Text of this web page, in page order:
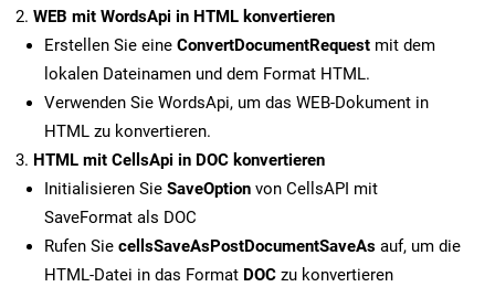
WEB mit WordsApi in HTML konvertieren
Erstellen Sie eine ConvertDocumentRequest mit dem
lokalen Dateinamen und dem Format HTML.
Verwenden Sie WordsApi, um das WEB-Dokument in
HTML zu konvertieren.
HTML mit CellsApi in DOC konvertieren
Initialisieren Sie SaveOption von CellsAPI mit
SaveFormat als DOC
Rufen Sie cellsSaveAsPostDocumentSaveAs auf, um die
HTML-Datei in das Format DOC zu konvertieren